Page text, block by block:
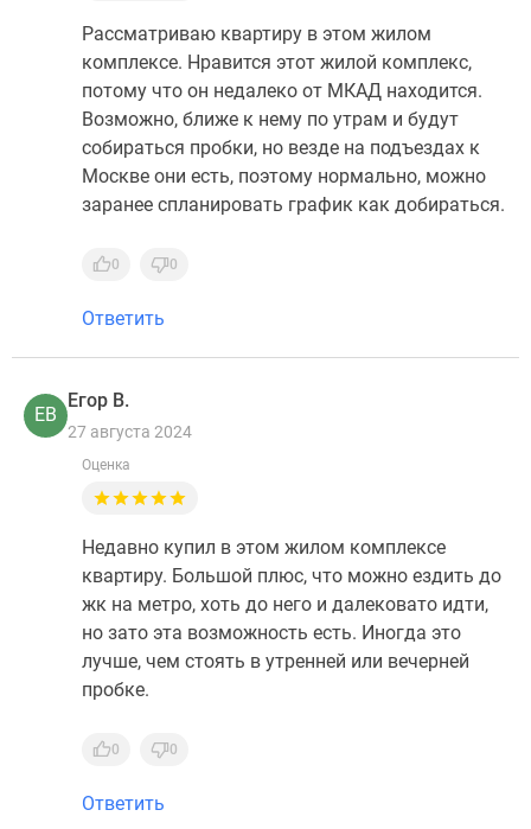
Рассматриваю квартиру в этом жилом
комплексе. Нравится этот жилой комплекс,
потому что он недалеко от МКАД находится.
Возможно, ближе к нему по утрам и будут
собираться пробки, но везде на подъездах к
Москве они есть, поэтому нормально, можно
заранее спланировать график как добираться.
0 0
Ответить
ЕВ
Егор В.
27 августа 2024
Оценка
Недавно купил в этом жилом комплексе
квартиру. Большой плюс, что можно ездить до
жк на метро, хоть до него и далековато идти,
но зато эта возможность есть. Иногда это
лучше, чем стоять в утренней или вечерней
пробке.
0 0
Ответить